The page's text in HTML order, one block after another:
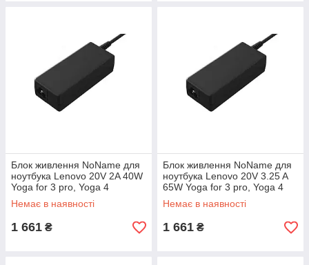
Блок живлення NoName для
ноутбука Lenovo 20V 2A 40W
Yoga for 3 pro, Yoga 4
(Гарантія 3 місяця)
Немає в наявності
1 661 ₴
Блок живлення NoName для
ноутбука Lenovo 20V 3.25 A
65W Yoga for 3 pro, Yoga 4
(Гарантія 3 місяця)
Немає в наявності
1 661 ₴